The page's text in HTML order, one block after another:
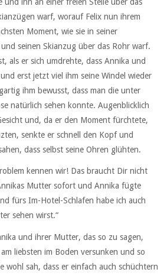
warf, worauf Felix nun ihrem
Moment, wie sie in seiner
seinen Skianzug über das Rohr warf.
als er sich umdrehte, dass Annika und
erst jetzt viel ihm seine Windel wieder
ihm bewusst, dass man die unter
natürlich sehen konnte. Augenblicklich
und, da er den Moment fürchtete,
senkte er schnell den Kopf und
dass selbst seine Ohren glühten.
kennen wir! Das braucht Dir nicht
Mutter sofort und Annika fügte
fürs Im-Hotel-Schlafen habe ich auch
sehen wirst.“
und ihrer Mutter, das so zu sagen,
liebsten im Boden versunken und so
wohl sah, dass er einfach auch schüchtern